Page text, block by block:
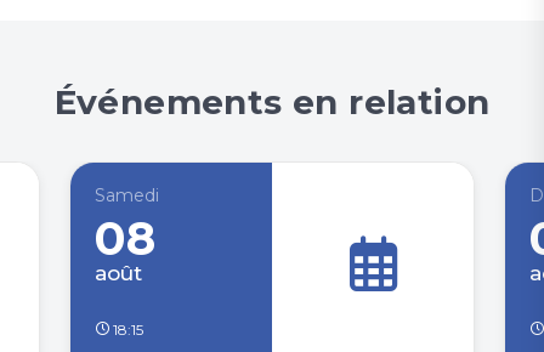
Événements en relation
Samedi
08
août
18:15